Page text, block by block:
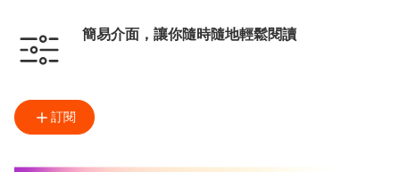
簡易介面，讓你隨時隨地輕鬆閱讀
訂閱